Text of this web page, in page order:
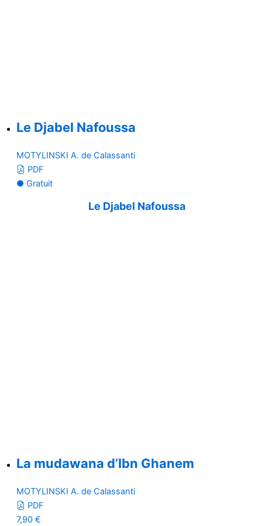
Le Djabel Nafoussa
MOTYLINSKI A. de Calassanti
PDF
● Gratuit
Le Djabel Nafoussa
La mudawana d’Ibn Ghanem
MOTYLINSKI A. de Calassanti
PDF
7,90 €